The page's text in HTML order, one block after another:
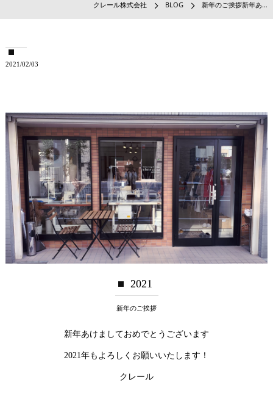
クレール株式会社 BLOG 新年のご挨拶新年あ…
2021/02/03
2021
新年のご挨拶
新年あけましておめでとうございます
2021年もよろしくお願いいたします！
クレール